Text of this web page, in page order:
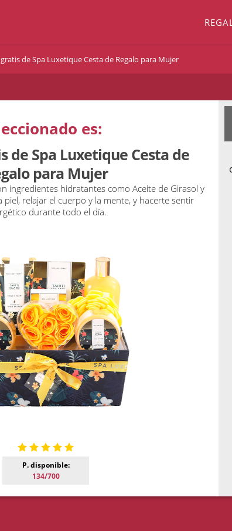
de Spa Luxetique Cesta de Regalo para Mujer
es:
de Spa Luxetique Cesta de
para Mujer
ingredientes hidratantes como Aceite de Girasol y
relajar el cuerpo y la mente, y hacerte sentir
durante todo el día.
P. disponible:
134/700